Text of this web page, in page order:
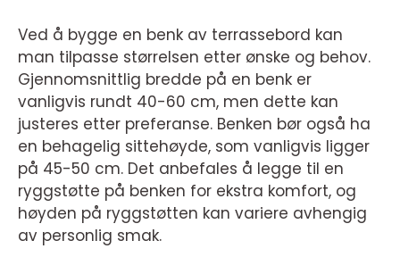
Ved å bygge en benk av terrassebord kan
man tilpasse størrelsen etter ønske og behov.
Gjennomsnittlig bredde på en benk er
vanligvis rundt 40-60 cm, men dette kan
justeres etter preferanse. Benken bør også ha
en behagelig sittehøyde, som vanligvis ligger
på 45-50 cm. Det anbefales å legge til en
ryggstøtte på benken for ekstra komfort, og
høyden på ryggstøtten kan variere avhengig
av personlig smak.